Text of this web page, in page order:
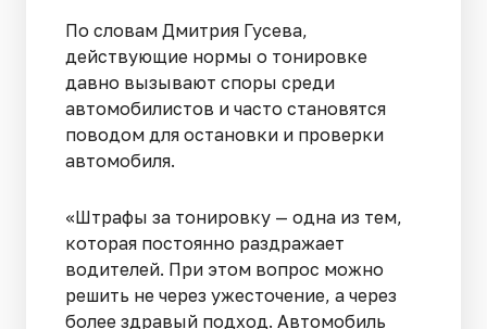
По словам Дмитрия Гусева,
действующие нормы о тонировке
давно вызывают споры среди
автомобилистов и часто становятся
поводом для остановки и проверки
автомобиля.
«Штрафы за тонировку — одна из тем,
которая постоянно раздражает
водителей. При этом вопрос можно
решить не через ужесточение, а через
более здравый подход. Автомобиль